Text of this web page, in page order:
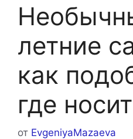
летние
как
где
от EvgeniyaMazaeva